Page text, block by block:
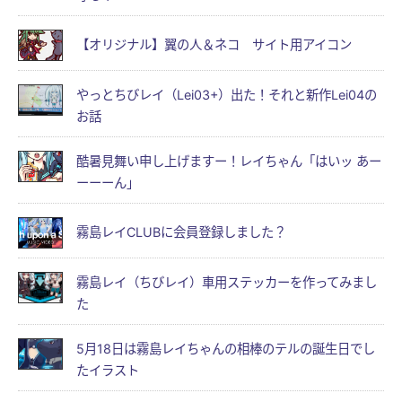
【オリジナル】翼の人＆ネコ サイト用アイコン
やっとちびレイ（Lei03+）出た！それと新作Lei04の
お話
酷暑見舞い申し上げますー！レイちゃん「はいッ あー
ーーーん」
霧島レイCLUBに会員登録しました？
霧島レイ（ちびレイ）車用ステッカーを作ってみまし
た
5月18日は霧島レイちゃんの相棒のテルの誕生日でし
たイラスト